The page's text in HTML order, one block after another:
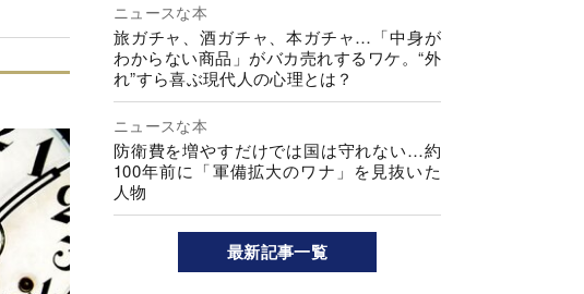
ニュースな本
旅ガチャ、酒ガチャ、本ガチャ…「中身が
わからない商品」がバカ売れするワケ。“外
れ”すら喜ぶ現代人の心理とは？
ニュースな本
防衛費を増やすだけでは国は守れない…約
100年前に「軍備拡大のワナ」を見抜いた
人物
最新記事一覧